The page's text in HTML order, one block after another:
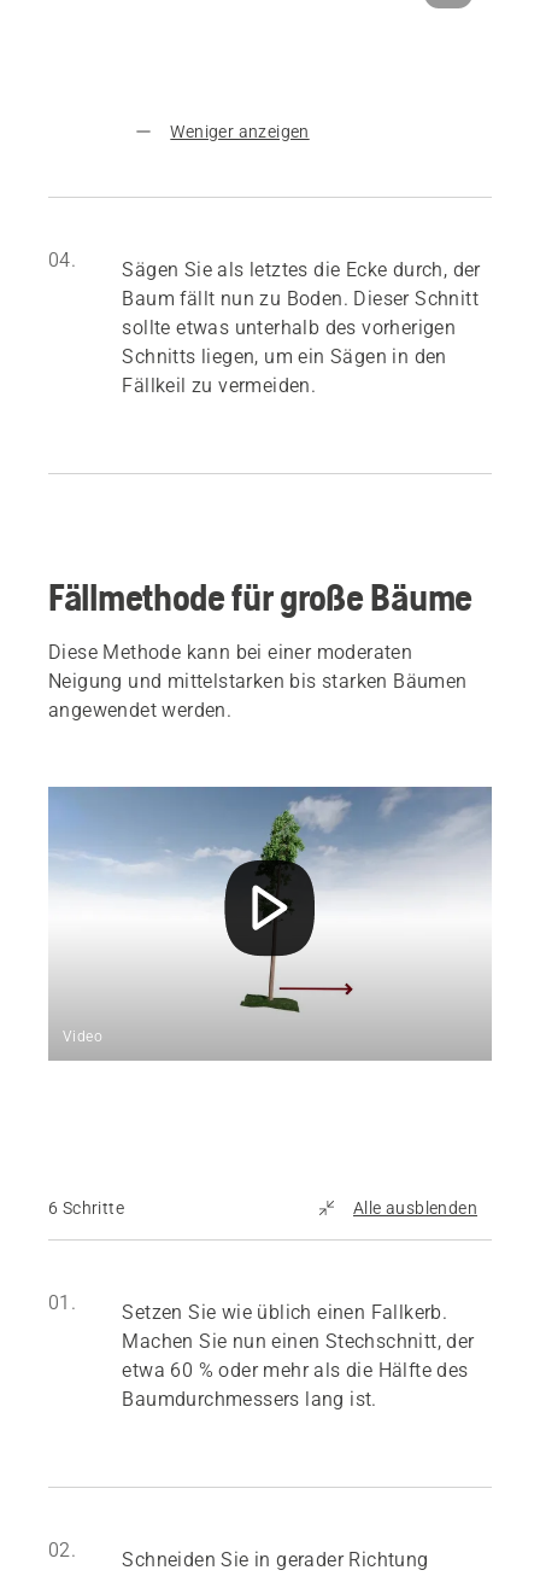
Weniger anzeigen
04.
Sägen Sie als letztes die Ecke durch, der
Baum fällt nun zu Boden. Dieser Schnitt
sollte etwas unterhalb des vorherigen
Schnitts liegen, um ein Sägen in den
Fällkeil zu vermeiden.
Fällmethode für große Bäume
Diese Methode kann bei einer moderaten
Neigung und mittelstarken bis starken Bäumen
angewendet werden.
Video
6 Schritte Alle ausblenden
01.
Setzen Sie wie üblich einen Fallkerb.
Machen Sie nun einen Stechschnitt, der
etwa 60 % oder mehr als die Hälfte des
Baumdurchmessers lang ist.
02. Schneiden Sie in gerader Richtung